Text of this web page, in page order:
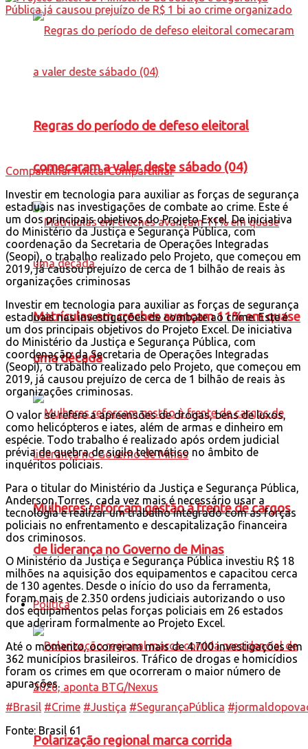
Regras do período de defeso eleitoral
comecaram a valer deste sábado (04)
Matrículas em creches avançam 11% em quase
uma década
Mulheres reforçam gestão à frente de cargos
de liderança no Governo de Minas
Política
Polarização regional marca corrida
CompartilharTwittarCompartilhar
Investir em tecnologia para auxiliar as forças de segurança
estaduais nas investigações de combate ao crime. Este é
um dos principais objetivos do Projeto Excel. De iniciativa
do Ministério da Justiça e Segurança Pública, com
coordenação da Secretaria de Operações Integradas
(Seopi), o trabalho realizado pelo Projeto, que começou em
2019, já causou prejuízo de cerca de 1 bilhão de reais às
organizações criminosas
Investir em tecnologia para auxiliar as forças de segurança
estaduais nas investigações de combate ao crime. Este é
um dos principais objetivos do Projeto Excel. De iniciativa
do Ministério da Justiça e Segurança Pública, com
coordenação da Secretaria de Operações Integradas
(Seopi), o trabalho realizado pelo Projeto, que começou em
2019, já causou prejuízo de cerca de 1 bilhão de reais às
organizações criminosas.
O valor se refere a apreensões de drogas, bens de luxos,
como helicópteros e iates, além de armas e dinheiro em
espécie. Todo trabalho é realizado após ordem judicial
prévia de quebra de sigilo telemático no âmbito de
inquéritos policiais.
Para o titular do Ministério da Justiça e Segurança Pública,
Anderson Torres, cada vez mais é necessário usar a
tecnologia e realizar um trabalho integrado com as forças
policiais no enfrentamento e descapitalização financeira
dos criminosos.
O Ministério da Justiça e Segurança Pública investiu R$ 18
milhões na aquisição dos equipamentos e capacitou cerca
de 130 agentes. Desde o início do uso da ferramenta,
foram mais de 2.350 ordens judiciais autorizando o uso
dos equipamentos pelas forças policiais em 26 estados
que aderiram formalmente ao Projeto Excel.
Até o momento, ocorreram mais de 4.700 investigações em
362 municípios brasileiros. Tráfico de drogas e homicídios
foram os crimes em que ocorreram o maior número de
apurações.
#Brasil #Crime #Justiça #SegurançaPública
Fonte: Brasil 61